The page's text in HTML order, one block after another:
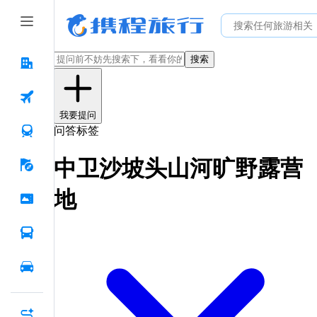
搜索
我要提问
问答标签
中卫沙坡头山河旷野露营
地